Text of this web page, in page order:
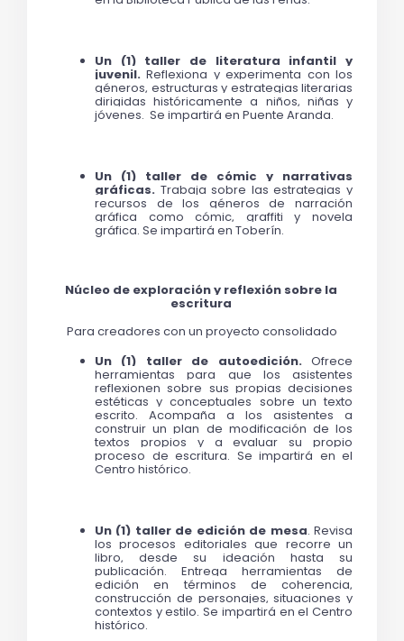
Un (1) taller de literatura infantil y
juvenil. Reflexiona y experimenta con los
géneros, estructuras y estrategias literarias
dirigidas históricamente a niños, niñas y
jóvenes.  Se impartirá en Puente Aranda.
Un (1) taller de cómic y narrativas
gráficas. Trabaja sobre las estrategias y
recursos de los géneros de narración
gráfica como cómic, graffiti y novela
gráfica. Se impartirá en Toberín.
Núcleo de exploración y reflexión sobre la
escritura
Para creadores con un proyecto consolidado
Un (1) taller de autoedición. Ofrece
herramientas para que los asistentes
reflexionen sobre sus propias decisiones
estéticas y conceptuales sobre un texto
escrito. Acompaña a los asistentes a
construir un plan de modificación de los
textos propios y a evaluar su propio
proceso de escritura. Se impartirá en el
Centro histórico.
Un (1) taller de edición de mesa. Revisa
los procesos editoriales que recorre un
libro, desde su ideación hasta su
publicación. Entrega herramientas de
edición en términos de coherencia,
construcción de personajes, situaciones y
contextos y estilo. Se impartirá en el Centro
histórico.